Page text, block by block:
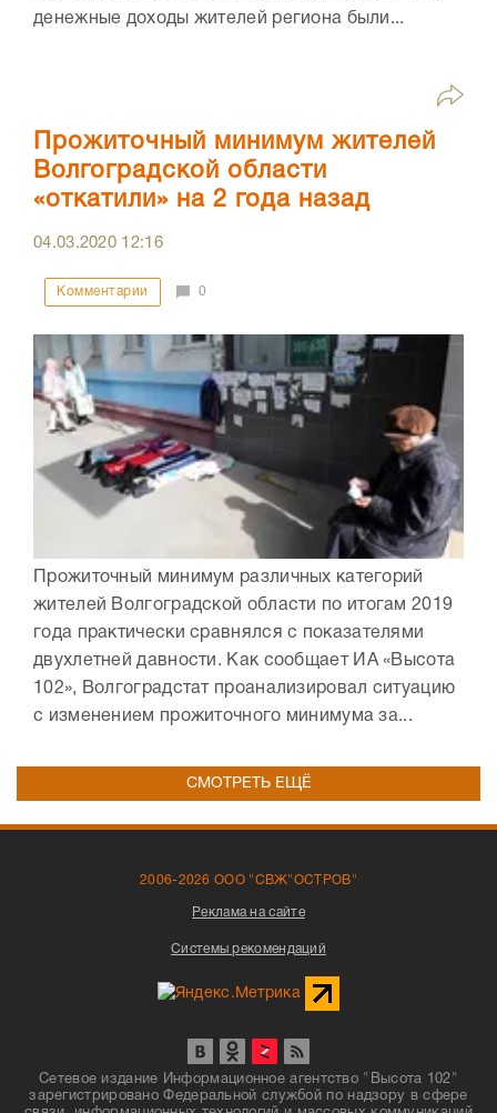
денежные доходы жителей региона были...
Прожиточный минимум жителей
Волгоградской области
«откатили» на 2 года назад
04.03.2020 12:16
Комментарии 0
Прожиточный минимум различных категорий
жителей Волгоградской области по итогам 2019
года практически сравнялся с показателями
двухлетней давности. Как сообщает ИА «Высота
102», Волгоградстат проанализировал ситуацию
с изменением прожиточного минимума за...
СМОТРЕТЬ ЕЩЁ
2006-2026 ООО "СВЖ"ОСТРОВ"
Реклама на сайте
Системы рекомендаций
Сетевое издание Информационное агентство "Высота 102"
зарегистрировано Федеральной службой по надзору в сфере